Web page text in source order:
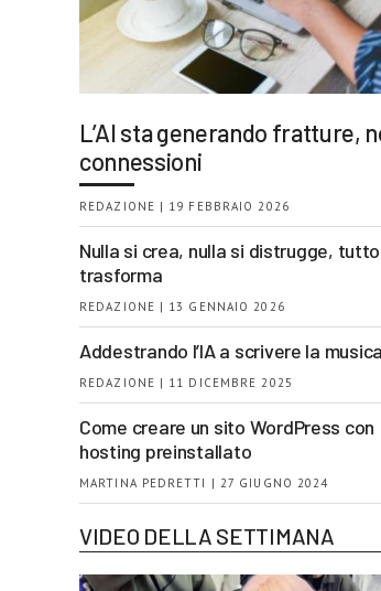
L’AI sta generando fratture,
connessioni
REDAZIONE | 19 FEBBRAIO 2026
Nulla si crea, nulla si distrugge,
trasforma
REDAZIONE | 13 GENNAIO 2026
Addestrando l’IA a scrivere la musica
REDAZIONE | 11 DICEMBRE 2025
Come creare un sito WordPress con
hosting preinstallato
MARTINA PEDRETTI | 27 GIUGNO 2024
VIDEO DELLA SETTIMANA